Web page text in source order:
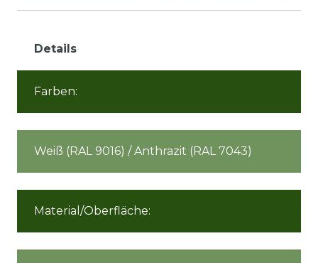
Details
Farben:
Weiß (RAL 9016) / Anthrazit (RAL 7043)
Material/Oberfläche: